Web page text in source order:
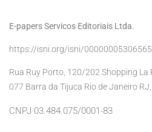
E-papers Servicos Editoriais Ltda.
https://isni.org/isni/
Rua Ruy Porto, 120/202 Shopping La
077 Barra da Tijuca Rio de Janeiro RJ,
CNPJ 03.484.075/0001-83